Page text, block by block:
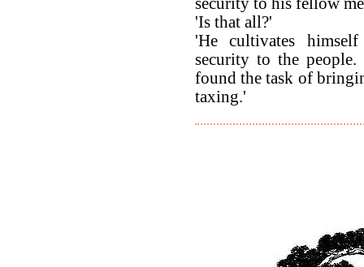
'Is that all?'
'He cultivates
security to the
found the task of
taxing.'